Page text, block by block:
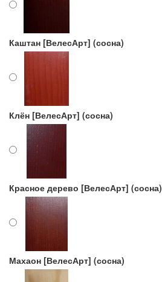
Каштан [ВелесАрт] (сосна)
Клён [ВелесАрт] (сосна)
Красное дерево [ВелесАрт] (сосна)
Махаон [ВелесАрт] (сосна)